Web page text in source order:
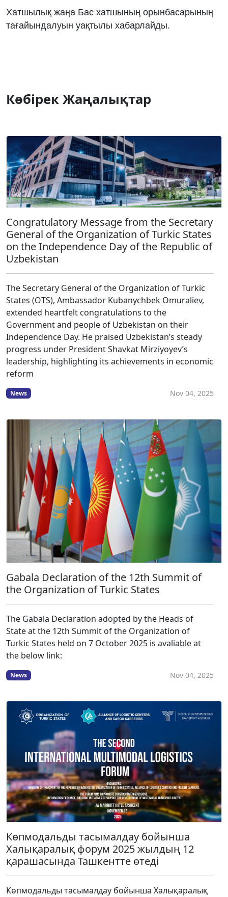
Хатшылық жаңа Бас хатшының орынбасарының
тағайындалуын уақтылы хабарлайды.
Көбірек Жаңалықтар
Congratulatory Message from the Secretary
General of the Organization of Turkic States
on the Independence Day of the Republic of
Uzbekistan
The Secretary General of the Organization of Turkic
States (OTS), Ambassador Kubanychbek Omuraliev,
extended heartfelt congratulations to the
Government and people of Uzbekistan on their
Independence Day. He praised Uzbekistan’s steady
progress under President Shavkat Mirziyoyev’s
leadership, highlighting its achievements in economic
reform
News Nov 04, 2025
Gabala Declaration of the 12th Summit of
the Organization of Turkic States
The Gabala Declaration adopted by the Heads of
State at the 12th Summit of the Organization of
Turkic States held on 7 October 2025 is avaliable at
the below link:
News Nov 04, 2025
Көпмодальды тасымалдау бойынша
Халықаралық форум 2025 жылдың 12
қарашасында Ташкентте өтеді
Көпмодальды тасымалдау бойынша Халықаралық